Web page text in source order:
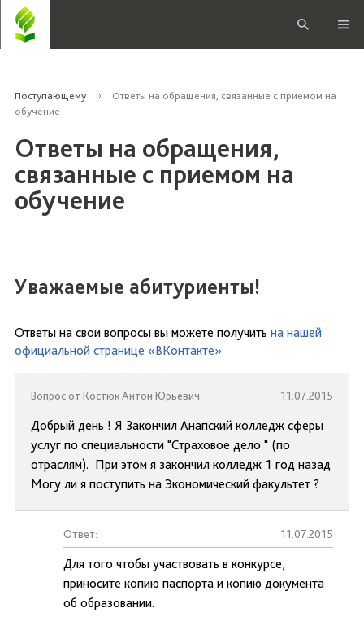
Поступающему
Ответы на обращения, связанные с приемом на
обучение
Ответы на обращения,
связанные с приемом на
обучение
Уважаемые абитуриенты!
Ответы на свои вопросы вы можете получить на нашей
официальной странице «ВКонтакте»
Вопрос от Костюк Антон Юрьевич 11.07.2015
Добрый день ! Я Закончил Анапский колледж сферы
услуг по специальности "Страховое дело " (по
отраслям). При этом я закончил колледж 1 год назад
Могу ли я поступить на Экономический факультет ?
Ответ: 11.07.2015
Для того чтобы участвовать в конкурсе,
приносите копию паспорта и копию документа
об образовании.